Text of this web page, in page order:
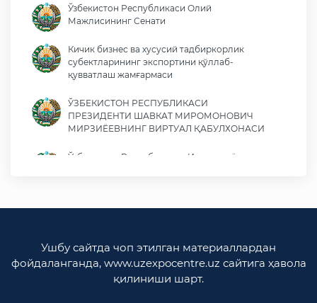
Ўзбекистон Республикаси Олий
Мажлисининг Сенати
Кичик бизнес ва хусусий тадбиркорлик
субектларининг экспортини қўллаб-
қувватлаш жамғармаси
ЎЗБЕКИСТОН РЕСПУБЛИКАСИ
ПРЕЗИДЕНТИ ШАВКАТ МИРОМОНОВИЧ
МИРЗИЁЕВНИНГ ВИРТУАЛ ҚАБУЛХОНАСИ
Ўзбекистон Республикаси Иқтисодиёт ва
вазирлиги
Қонунчилик палатаси
Ўзбекистон Республикаси Адлия вазирлиги
Ушбу сайтда чоп этилган материаллардан
фойдаланганда, www.uzexpocentre.uz сайтига ҳавола
қилиниши шарт.